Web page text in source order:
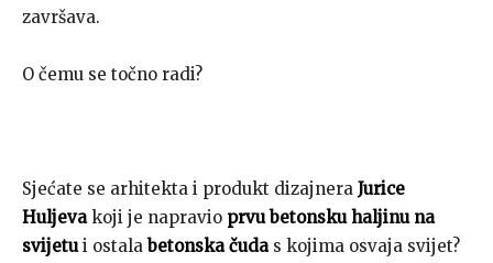
završava.
O čemu se točno radi?
Sjećate se arhitekta i produkt dizajnera Jurice
Huljevakoji je napravio prvu betonsku haljinu na
svijetui ostalabetonska čuda s kojima osvaja svijet?